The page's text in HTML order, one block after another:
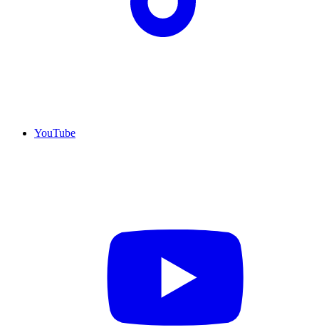
YouTube